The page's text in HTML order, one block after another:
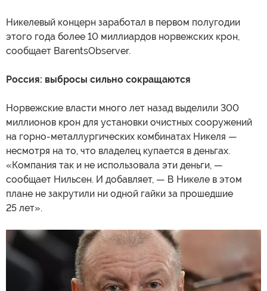
Никелевый концерн заработал в первом полугодии
этого года более 10 миллиардов норвежских крон,
сообщает BarentsObserver.
Россия: выбросы сильно сокращаются
Норвежские власти много лет назад выделили 300
миллионов крон для установки очистных сооружений
на горно-металлургических комбинатах Никеля —
несмотря на то, что владелец купается в деньгах.
«Компания так и не использовала эти деньги, —
сообщает Нильсен. И добавляет, — В Никеле в этом
плане не закрутили ни одной гайки за прошедшие
25 лет».